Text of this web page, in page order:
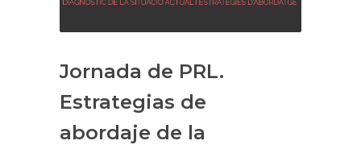
Jornada de PRL.
Estrategias de
abordaje de la